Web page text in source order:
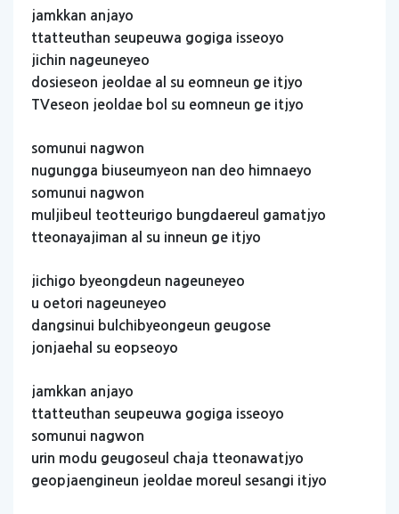
jamkkan anjayo
ttatteuthan seupeuwa gogiga isseoyo
jichin nageuneyeo
dosieseon jeoldae al su eomneun ge itjyo
TVeseon jeoldae bol su eomneun ge itjyo
somunui nagwon
nugungga biuseumyeon nan deo himnaeyo
somunui nagwon
muljibeul
teotteurigo bungdaereul
gamatjyo
tteonayajiman al su inneun ge itjyo
jichigo byeongdeun nageuneyeo
u oetori nageuneyeo
dangsinui bulchibyeongeun geugose
jonjaehal
su eopseoyo
jamkkan anjayo
ttatteuthan seupeuwa gogiga isseoyo
somunui nagwon
urin modu geugoseul chaja tteonawatjyo
geopjaengineun jeoldae moreul sesangi itjyo